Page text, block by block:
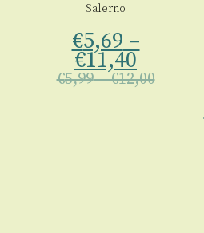
Salerno
€5,69 –
€11,40
€5,99–€12,00